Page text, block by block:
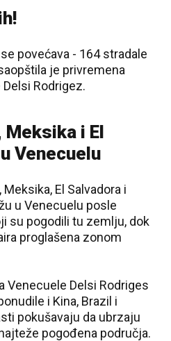
povećava - 164 stradale
je privremena
Rodrigez.
Meksika i El
Venecuelu
El Salvadora i
u Venecuelu posle
su pogodili tu zemlju, dok
proglašena zonom
Venecuele Delsi Rodriges
i Kina, Brazil i
pokušavaju da ubrzaju
pogođena područja.